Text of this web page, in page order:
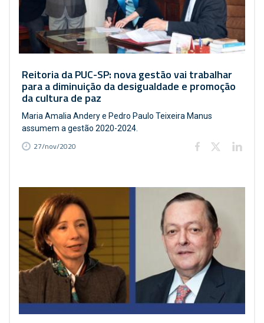
Reitoria da PUC-SP: nova gestão vai trabalhar
para a diminuição da desigualdade e promoção
da cultura de paz
Maria Amalia Andery e Pedro Paulo Teixeira Manus
assumem a gestão 2020-2024.
27/nov/2020